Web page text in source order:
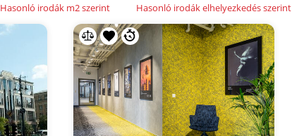
Hasonló irodák m2 szerint Hasonló irodák elhelyezkedés szerint